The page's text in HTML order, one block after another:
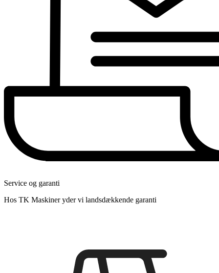
Service og garanti
Hos TK Maskiner yder vi landsdækkende garanti